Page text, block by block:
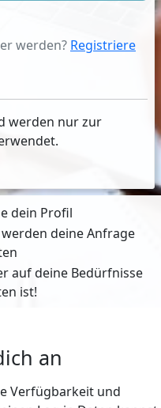
werden? Registriere
werden nur zur
dein Profil
deine Anfrage
auf deine Bedürfnisse
ist!
an
Verfügbarkeit und